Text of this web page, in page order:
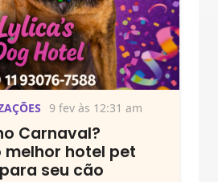
9 fev às 12:31 am
Carnaval?
melhor hotel pet
seu cão